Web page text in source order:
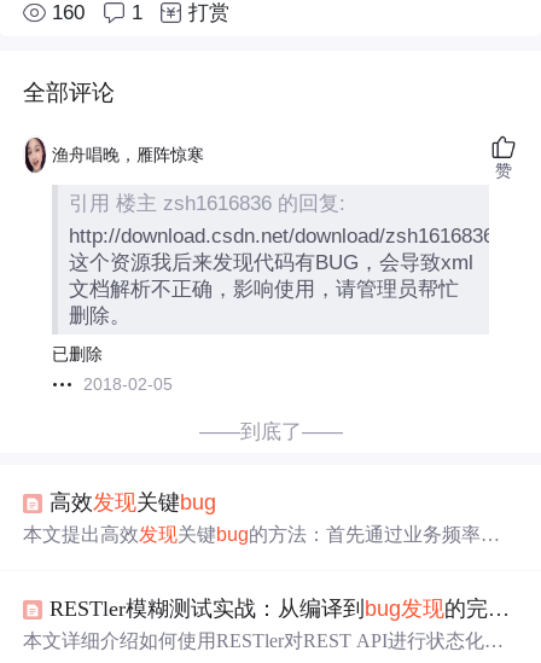
160 1 打赏
全部评论
渔舟唱晚，雁阵惊寒
引用 楼主 zsh1616836 的回复:
http://download.csdn.net/download/zsh1616836/
这个资源我后来发现代码有BUG，会导致xml
文档解析不正确，影响使用，请管理员帮忙
删除。
已删除
2018-02-05
赞
——到底了——
高效发现关键bug
本文提出高效发现关键bug的方法：首先通过业务频率与
后利用思维导图、自动化和历史bug复盘等工具减少遗
漏，提升测试有效性。
RESTler模糊测试实战：从编译到 bug发现的完整流程
本文详细介绍如何使用RESTler对REST API进行状态化模